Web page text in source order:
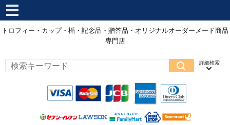
トロフィー・カップ・楯・記念品・贈答品・オリジナルオーダーメード商品
専門店